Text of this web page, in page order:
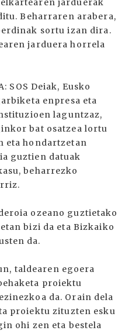
jarduerak
Beharraren arabera,
sortu izan dira.
jarduera horrela
SOS Deiak, Eusko
enpresa eta
laguntzaz,
bat osatzea lortu
eta hondartzetan
guztien datuak
beharrezko
ozeano guztietako
bizi da eta Bizkaiko
da.
taldearen egoera
proiektu
da. Orain dela
proiektu zituzten esku
ohi zen eta bestela